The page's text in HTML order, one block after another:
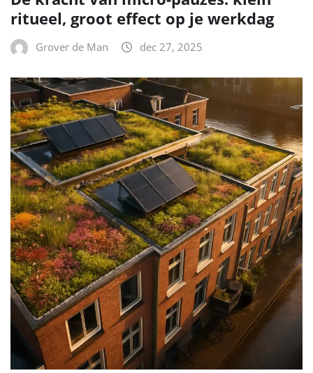
ritueel, groot effect op je werkdag
Grover de Man dec 27, 2025